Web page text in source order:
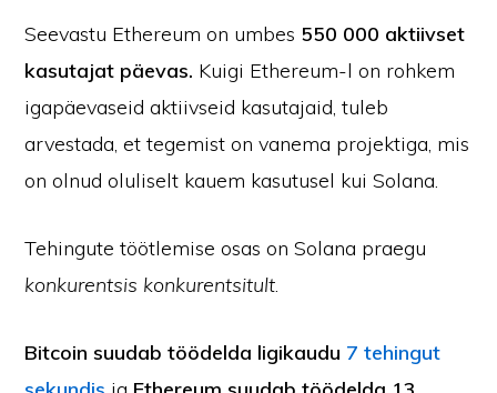
Seevastu Ethereum on umbes 550 000 aktiivset
kasutajat päevas. Kuigi Ethereum-l on rohkem
igapäevaseid aktiivseid kasutajaid, tuleb
arvestada, et tegemist on vanema projektiga, mis
on olnud oluliselt kauem kasutusel kui Solana.
Tehingute töötlemise osas on Solana praegu
konkurentsis konkurentsitult.
Bitcoin suudab töödelda ligikaudu 7 tehingut